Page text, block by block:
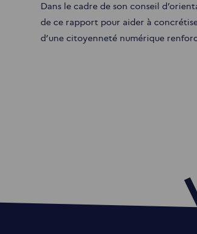
Dans le cadre de son conseil
de ce rapport pour aider à
d’une citoyenneté numérique